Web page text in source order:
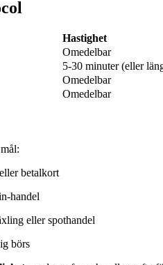
Hastighet
Omedelbar
5-30 minuter (eller
Omedelbar
Omedelbar
betalkort
handel
eller spothandel
börs